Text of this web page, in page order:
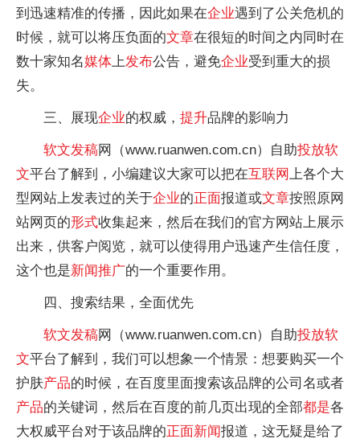
到迅速精准的传播，因此如果在企业遇到了公关危机的
时候，就可以将压负面的文章在很短的时间之内同时在
数十家知名媒体上发布公告，避免企业受到重大的损
失。
三、展现企业的权威， 提升品牌的影响力
软文发稿网（www.ruanwen.com.cn）自助投放软
文平台了解到，小编建议大家可以把在互联网上各个大
型网站上发表过的关于企业的 正面报道或文章按照原网
站网页的形式收集起来，然后在我们的官方网站上展示
出来，供客户阅览，就可以使得用户迅速产生信任度，
这个也是新闻推广的一个重要作用。
四、搜索结果，全面优先
软文发稿网（www.ruanwen.com.cn）自助投放软
文平台了解到，我们可以想象一个情景：想要购买一个
护肤产品的时候，在百度里面搜索该品牌的公司名或者
产品的关键词，然后在百度的前几页出现的全部都是各
大权威平台对于该品牌的 正面新闻报道，这无疑是给了